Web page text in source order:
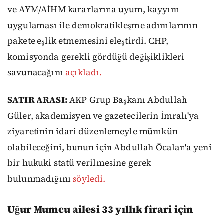
ve AYM/AİHM kararlarına uyum, kayyım
uygulaması ile demokratikleşme adımlarının
pakete eşlik etmemesini eleştirdi. CHP,
komisyonda gerekli gördüğü değişiklikleri
savunacağını açıkladı.
SATIR ARASI:AKP Grup Başkanı Abdullah
Güler, akademisyen ve gazetecilerin İmralı'ya
ziyaretinin idari düzenlemeyle mümkün
olabileceğini, bunun için Abdullah Öcalan'a yeni
bir hukuki statü verilmesine gerek
bulunmadığınısöyledi.
Uğur Mumcu ailesi 33 yıllık firari için